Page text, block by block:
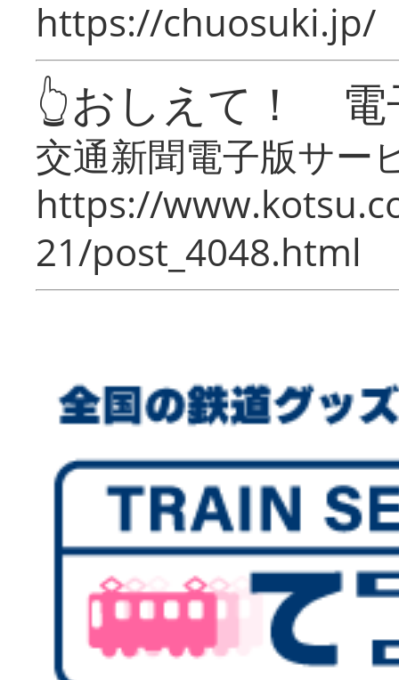
https://chuosuki.jp/
👆おしえて！ 電
交通新聞電子版サー
https://
21/post_4048.html